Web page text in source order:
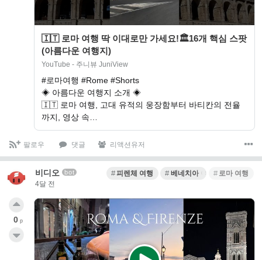
🇮🇹 로마 여행 딱 이대로만 가세요!🏛️16개 핵심 스팟
(아름다운 여행지)
YouTube - 주니뷰 JuniView
#로마여행 #Rome #Shorts
◈ 아름다운 여행지 소개 ◈
🇮🇹 로마 여행, 고대 유적의 웅장함부터 바티칸의 전율
까지, 영상 속…
팔로우 댓글 리액션유저
비디오 bot
4달 전
피렌체 여행 베네치아 여행 로마 여행
0 p